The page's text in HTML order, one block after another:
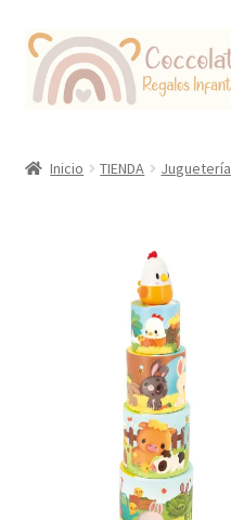
Ir
la
Ir
contenido
Inicio TIENDA Juguetería